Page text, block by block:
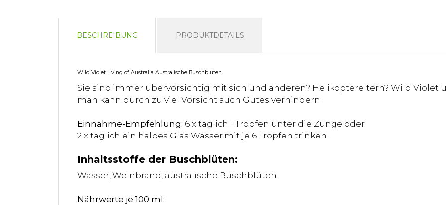
BESCHREIBUNG PRODUKTDETAILS
Wild Violet Living of Australia Australische Buschblüten
Sie sind immer übervorsichtig mit sich und anderen? Helikoptereltern? Wild Violet
man kann durch zu viel Vorsicht auch Gutes verhindern.
Einnahme-Empfehlung: 6 x täglich 1 Tropfen unter die Zunge oder
2 x täglich ein halbes Glas Wasser mit je 6 Tropfen trinken.
Inhaltsstoffe der Buschblüten:
Wasser, Weinbrand, australische Buschblüten
Nährwerte je 100 ml: